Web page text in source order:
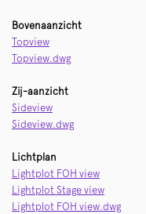
Bovenaanzicht
Topview
Topview.dwg
Zij-aanzicht
Sideview
Sideview.dwg
Lichtplan
Lightplot FOH view
Lightplot Stage view
Lightplot FOH view.dwg